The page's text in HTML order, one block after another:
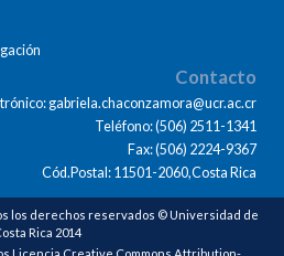
Contacto
gabriela.chaconzamora@ucr.ac.cr
Teléfono: (506) 2511-1341
Fax: (506) 2224-9367
Cód.Postal: 11501-2060,Costa Rica
los derechos reservados © Universidad de
Rica 2014